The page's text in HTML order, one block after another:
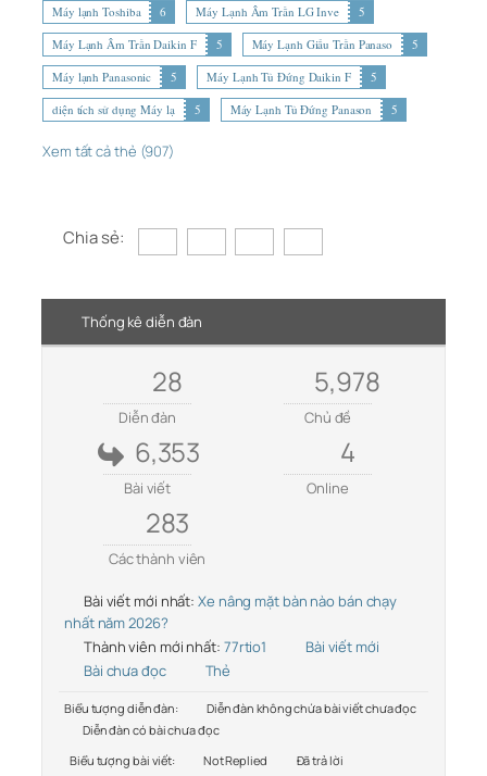
Máy lạnh Toshiba
6 Máy Lạnh Âm Trần LG Inve
5
Máy Lạnh Âm Trần Daikin F
5 Máy Lạnh Giấu Trần Panaso
5
Máy lạnh Panasonic
5 Máy Lạnh Tủ Đứng Daikin F
5
diện tích sử dụng Máy lạ
5 Máy Lạnh Tủ Đứng Panason 5
Xem tất cả thẻ (907)
Chia sẻ:
Thống kê diễn đàn
28
Diễn đàn
5,978
Chủ đề
6,353
Bài viết
4
Online
283
Các thành viên
Bài viết mới nhất: Xe nâng mặt bàn nào bán chạy
nhất năm 2026?
Thành viên mới nhất: 77rtio1
Bài viết mới
Bài chưa đọc
Thẻ
Biểu tượng diễn đàn:
Diễn đàn không chứa bài viết chưa đọc
Diễn đàn có bài chưa đọc
Biểu tượng bài viết:
Not Replied
Đã trả lời